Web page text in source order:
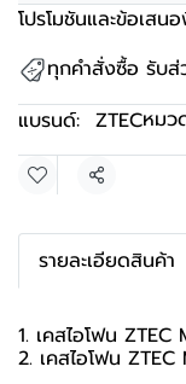
โปรโมชันและข้อเสน
ทุกคำสั่งซื้อ รับส่
แบรนด์: ZTECหมว
แชร์
รายละเอียดสินค้า
1. เคสไอโฟน
2. เคสไอโฟน